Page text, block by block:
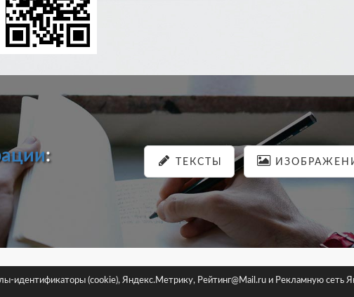
: ТЕКСТЫ
идентификаторы (cookie), Яндекс.Метрику, Рейтинг@Mail.ru и Рекламную сеть